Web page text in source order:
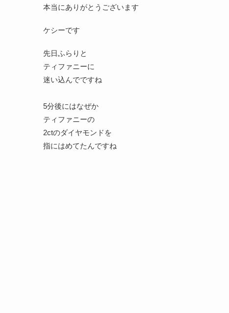
本当にありがとうございます
ケシーです
先日ふらりと
ティファニーに
迷い込んでですね
5分後にはなぜか
ティファニーの
2ctのダイヤモンドを
指にはめてたんですね